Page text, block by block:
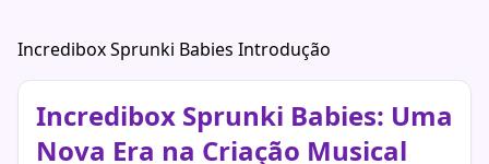
Incredibox Sprunki Babies Introdução
Incredibox Sprunki Babies: Uma
Nova Era na Criação Musical